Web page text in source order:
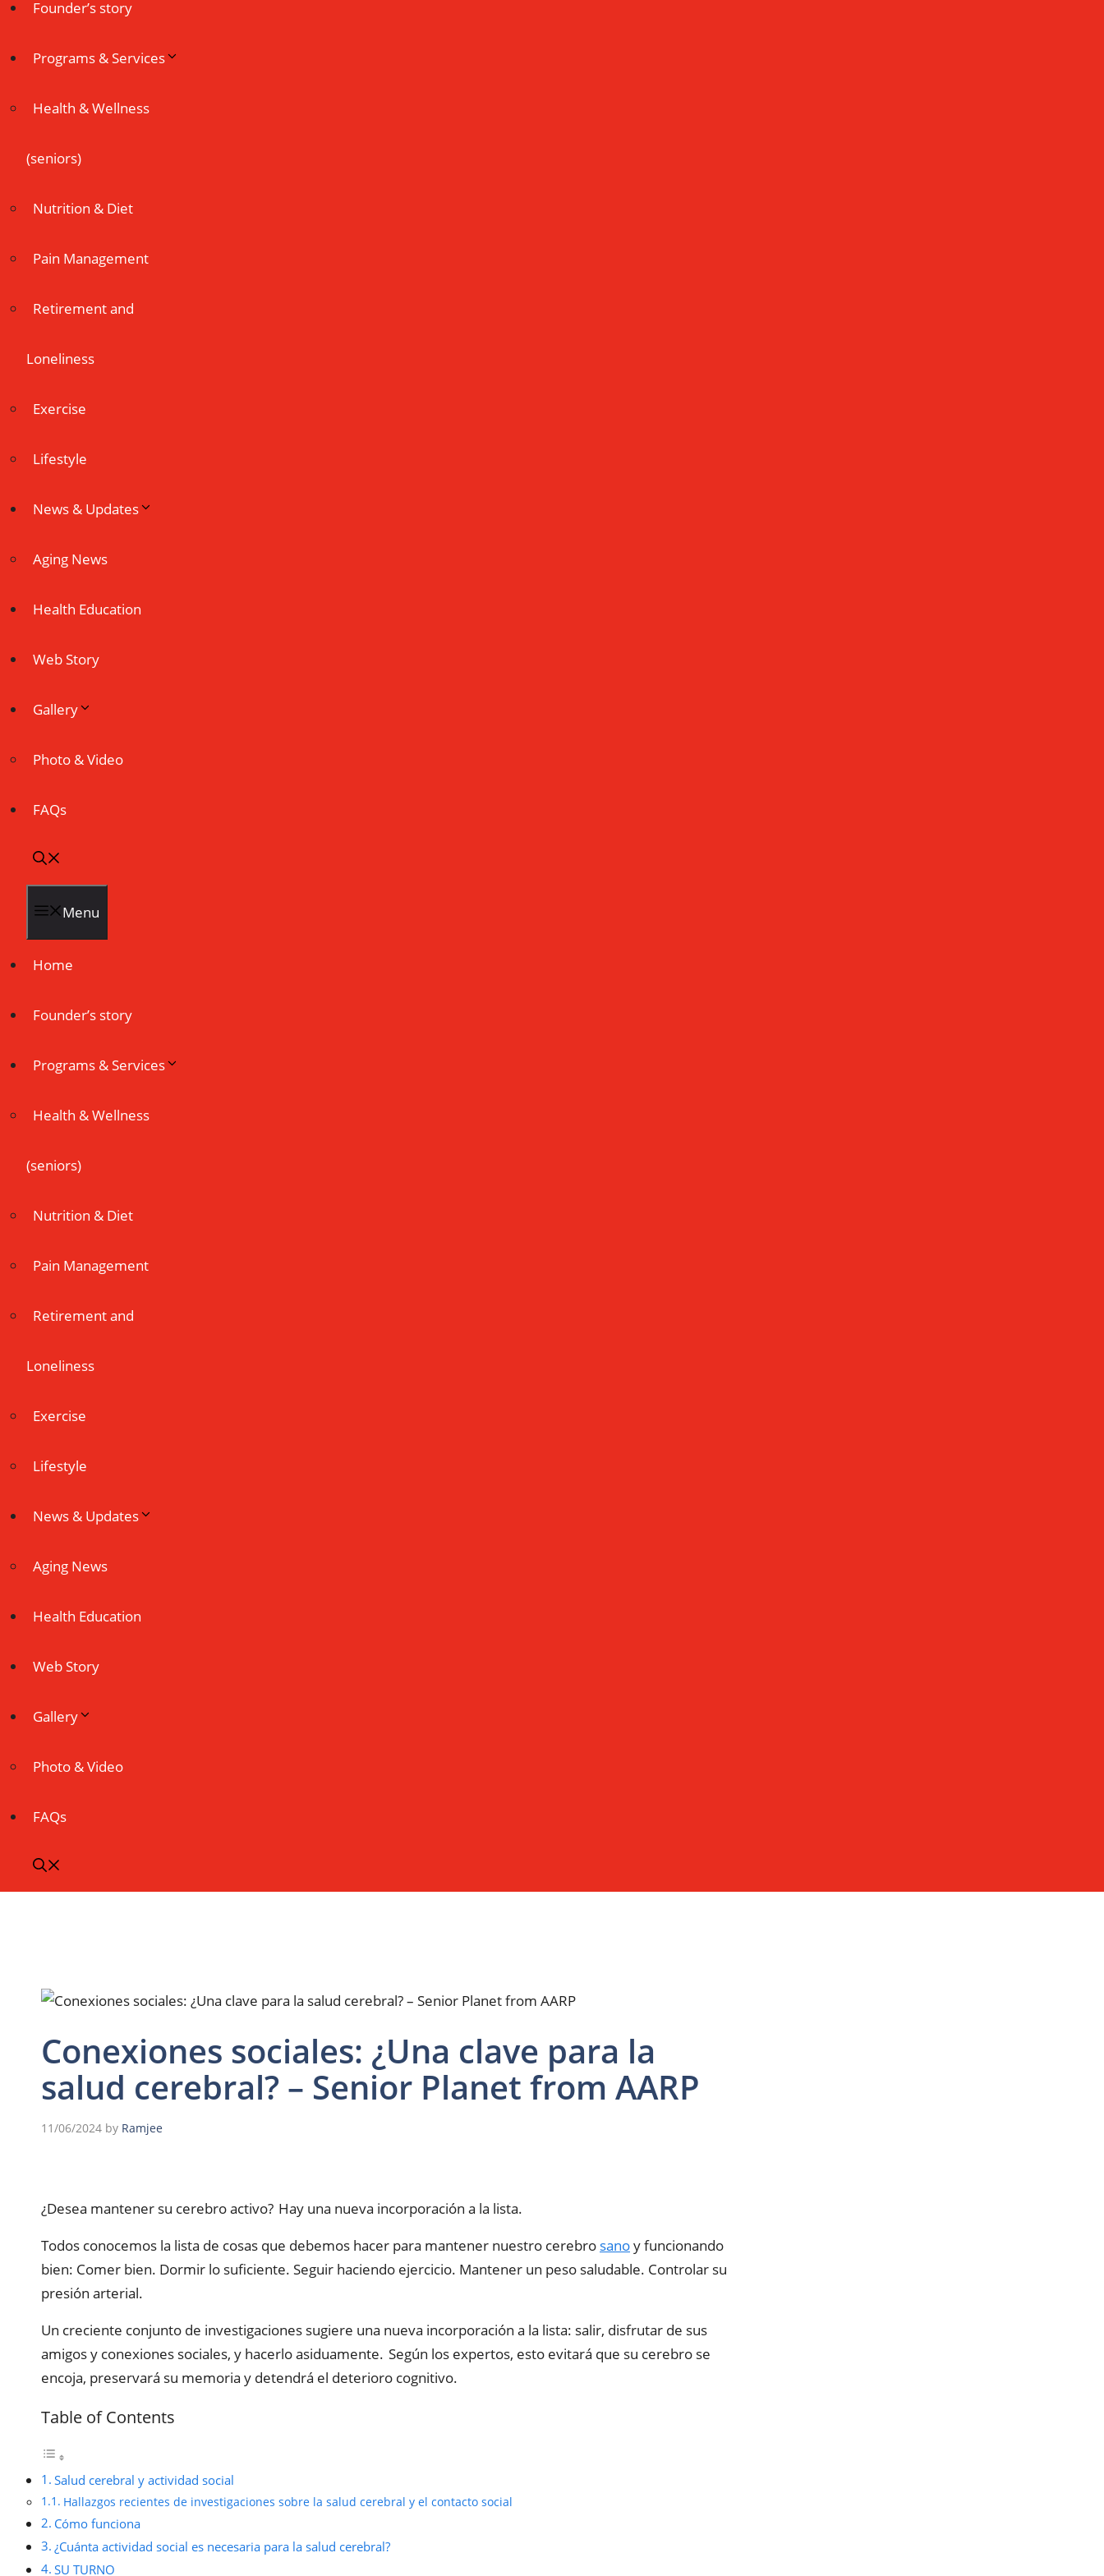
Founder’s story
Programs & Services
Health & Wellness
(seniors)
Nutrition & Diet
Pain Management
Retirement and
Loneliness
Exercise
Lifestyle
News & Updates
Aging News
Health Education
Web Story
Gallery
Photo & Video
FAQs
Menu
Home
Founder’s story
Programs & Services
Health & Wellness
(seniors)
Nutrition & Diet
Pain Management
Retirement and
Loneliness
Exercise
Lifestyle
News & Updates
Aging News
Health Education
Web Story
Gallery
Photo & Video
FAQs
Conexiones sociales: ¿Una clave para la
salud cerebral? – Senior Planet from AARP
11/06/2024 by Ramjee
¿Desea mantener su cerebro activo? Hay una nueva incorporación a la lista.
Todos conocemos la lista de cosas que debemos hacer para mantener nuestro cerebro sanoy funcionando
bien: Comer bien. Dormir lo suficiente. Seguir haciendo ejercicio. Mantener un peso saludable. Controlar su
presión arterial.
Un creciente conjunto de investigaciones sugiere una nueva incorporación a la lista: salir, disfrutar de sus
amigos y conexiones sociales, y hacerlo asiduamente. Según los expertos, esto evitará que su cerebro se
encoja, preservará su memoria y detendrá el deterioro cognitivo.
Table of Contents
Salud cerebral y actividad social
Hallazgos recientes de investigaciones sobre la salud cerebral y el contacto social
Cómo funciona
¿Cuánta actividad social es necesaria para la salud cerebral?
SU TURNO